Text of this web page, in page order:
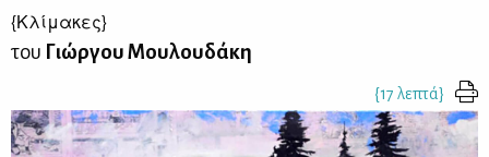
{Κλίμακες}
του Γιώργου Μουλουδάκη
{17 λεπτά}